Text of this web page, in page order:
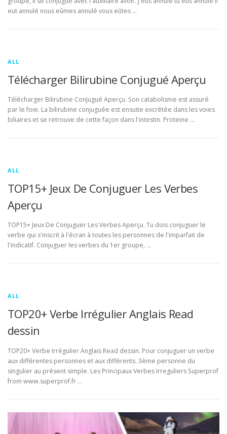
eut annulé nous eûmes annulé vous eûtes …
ALL
Télécharger Bilirubine Conjugué Aperçu
Télécharger Bilirubine Conjugué Aperçu. Son catabolisme est assuré
par le foie. La bilirubine conjuguée est ensuite excrétée dans les voies
biliaires et se retrouve de cette façon dans l'intestin. Proteine …
ALL
TOP15+ Jeux De Conjuguer Les Verbes
Aperçu
TOP15+ Jeux De Conjuguer Les Verbes Aperçu. Tu dois conjuguer le
verbe qui s'inscrit à l'écran à toutes les personnes de l'imparfait de
l'indicatif. Conjuguer les verbes du 1er groupe, …
ALL
TOP20+ Verbe Irrégulier Anglais Read
dessin
TOP20+ Verbe Irrégulier Anglais Read dessin. Pour conjuguer un verbe
aux différentes personnes et aux différents. 3ème personne du
singulier au présent simple. Les Principaux Verbes Irreguliers Superprof
from www.superprof.fr …